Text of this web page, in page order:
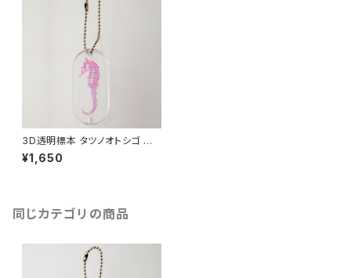
3D透明標本 タツノオトシゴ キ
ーホルダー ピンク
¥1,650
同じカテゴリの商品